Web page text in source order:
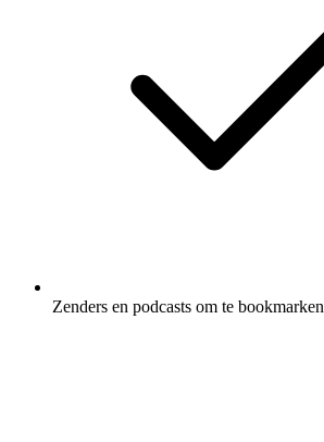
Zenders en podcasts om te bookmarken